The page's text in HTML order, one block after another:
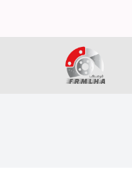
فرملها